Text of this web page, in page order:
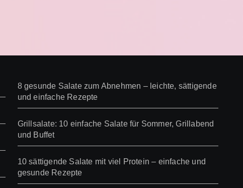
8 gesunde Salate zum Abnehmen – leichte, sättigende
und einfache Rezepte
Grillsalate: 10 einfache Salate für Sommer, Grillabend
und Buffet
10 sättigende Salate mit viel Protein – einfache und
gesunde Rezepte